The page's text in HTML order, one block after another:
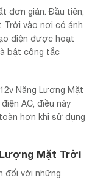
đơn giản. Đầu tiên,
Trời vào nơi có ánh
điện được hoạt
bật công tắc
Năng Lượng Mặt
AC, điều này
hơn khi sử dụng
Lượng Mặt Trời
đối với những